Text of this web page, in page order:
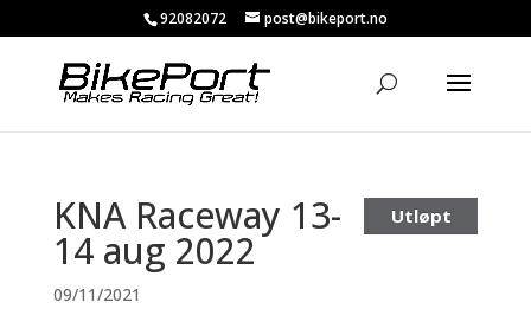
92082072 post@bikeport.no
Utløpt
KNA Raceway 13-
14 aug 2022
09/11/2021